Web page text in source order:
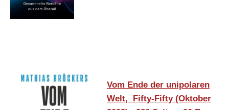
Vom Ende der unipolaren
Welt,
Fifty-Fifty (Oktober